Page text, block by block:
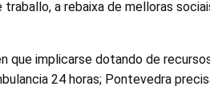
a rebaixa de melloras
que implicarse dotando de
24 horas; Pontevedra